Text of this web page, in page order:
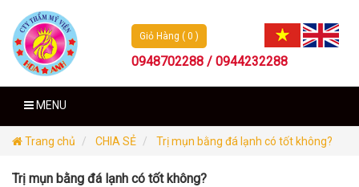
Giỏ Hàng ( 0 )
0948702288 / 0944232288
MENU
Trang chủ CHIA SẺ Trị mụn bằng đá lạnh có tốt không?
Trị mụn bằng đá lạnh có tốt không?